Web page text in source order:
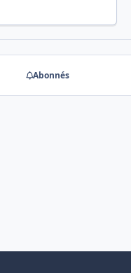
Abonnés